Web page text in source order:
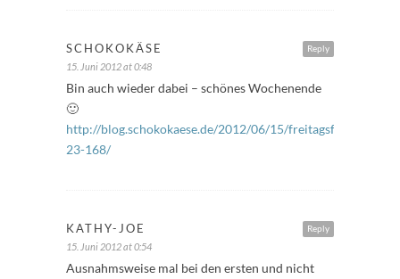
Reply
SCHOKOKÄSE
15. Juni 2012 at 0:48
Bin auch wieder dabei – schönes Wochenende
🙂
http://blog.schokokaese.de/2012/06/15/freitagsfueller-
23-168/
Reply
KATHY-JOE
15. Juni 2012 at 0:54
Ausnahmsweise mal bei den ersten und nicht